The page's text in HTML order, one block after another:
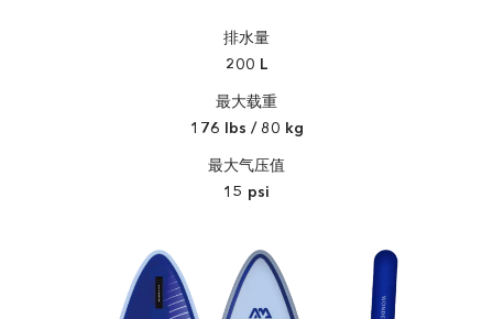
排水量
200 L
最大载重
176 lbs / 80 kg
最大气压值
15 psi